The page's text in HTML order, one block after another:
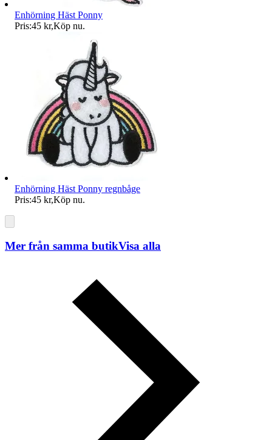
Enhörning Häst Ponny
Pris:45 kr,Köp nu.
Enhörning Häst Ponny regnbåge
Pris:45 kr,Köp nu.
Mer från samma butikVisa alla